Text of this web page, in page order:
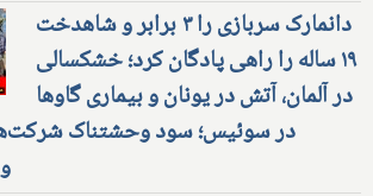
دانمارک سربازی را ۳ برابر و شاهدخت
۱۹ ساله را راهی پادگان کرد؛ خشکسالی
در آلمان، آتش در یونان و بیماری گاوها
در سوئیس؛ سود وحشتناک